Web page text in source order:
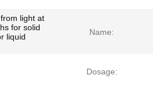
light at
for solid
liquid
Name:
Dosage: